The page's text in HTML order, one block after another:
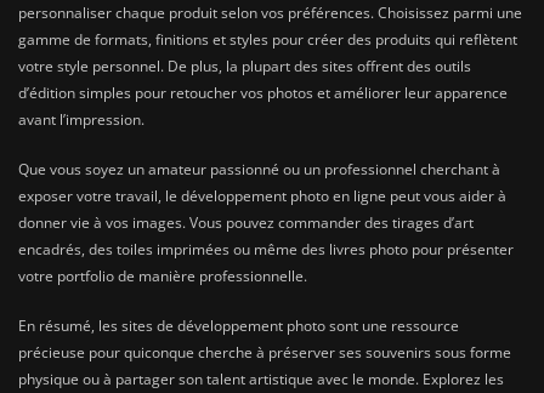
personnaliser chaque produit selon vos préférences. Choisissez parmi une
gamme de formats, finitions et styles pour créer des produits qui reflètent
votre style personnel. De plus, la plupart des sites offrent des outils
d’édition simples pour retoucher vos photos et améliorer leur apparence
avant l’impression.
Que vous soyez un amateur passionné ou un professionnel cherchant à
exposer votre travail, le développement photo en ligne peut vous aider à
donner vie à vos images. Vous pouvez commander des tirages d’art
encadrés, des toiles imprimées ou même des livres photo pour présenter
votre portfolio de manière professionnelle.
En résumé, les sites de développement photo sont une ressource
précieuse pour quiconque cherche à préserver ses souvenirs sous forme
physique ou à partager son talent artistique avec le monde. Explorez les